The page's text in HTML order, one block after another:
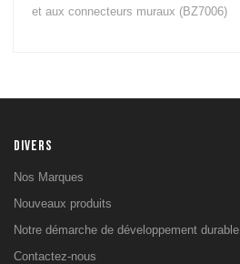
MACHINES ET BANCS
Plateformes
Haltérophilie
Accessoires de
Tirage
et aux connecteurs muraux (BZ7006)
DIVERS
Nos Marques
Nouveaux produits
Notre démarche de développement durable
Contactez-nous